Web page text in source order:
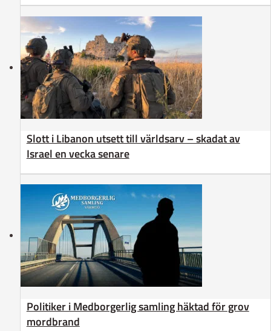
Slott i Libanon utsett till världsarv – skadat av
Israel en vecka senare
Politiker i Medborgerlig samling häktad för grov
mordbrand